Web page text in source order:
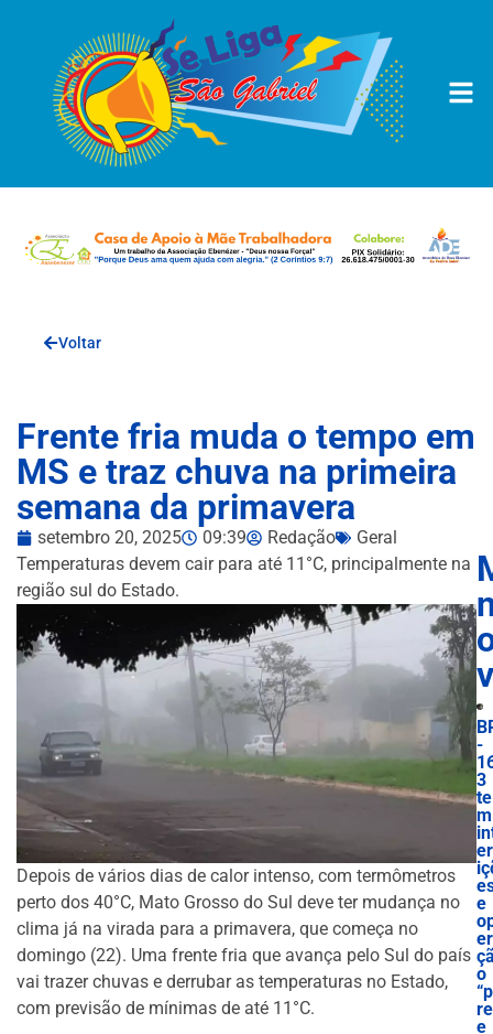
Voltar
Frente fria muda o tempo em
MS e traz chuva na primeira
semana da primavera
setembro 20, 2025 09:39 Redação
Geral
Temperaturas devem cair para até 11°C, principalmente na
região sul do Estado.
Depois de vários dias de calor intenso, com termômetros
perto dos 40°C, Mato Grosso do Sul deve ter mudança no
clima já na virada para a primavera, que começa no
domingo (22). Uma frente fria que avança pelo Sul do país
vai trazer chuvas e derrubar as temperaturas no Estado,
com previsão de mínimas de até 11°C.
-
3
te
m
e
o
re
e